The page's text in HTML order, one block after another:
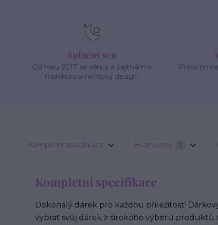
Splněný sen
Od roku 2017 se věnuji a zajímám o
manikúru a nehtový design.
Press on
Kompletní specifikace Hodnocení 1
Kompletní specifikace
Dokonalý dárek pro každou příležitost!
vybrat svůj dárek z širokého výběru produktů